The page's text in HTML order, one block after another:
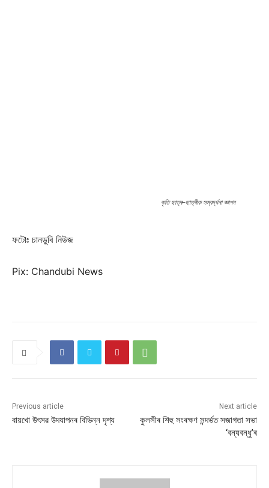
কৃতি ছাত্ৰ–ছাত্ৰীক সম্বৰ্দ্ধনা জ্ঞাপন
ফটোঃ চানডুবি নিউজ
Pix: Chandubi News
Previous article
বায়খো উৎসৱ উদযাপনৰ বিভিন্ন দৃশ্য
Next article
কুলসীৰ শিহু সংৰক্ষণ সন্দৰ্ভত সজাগতা সভা
‘বন্যবন্ধু’ৰ